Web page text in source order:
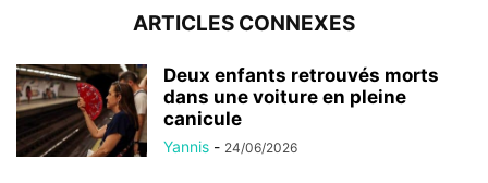
ARTICLES CONNEXES
Deux enfants retrouvés morts
dans une voiture en pleine
canicule
Yannis - 24/06/2026